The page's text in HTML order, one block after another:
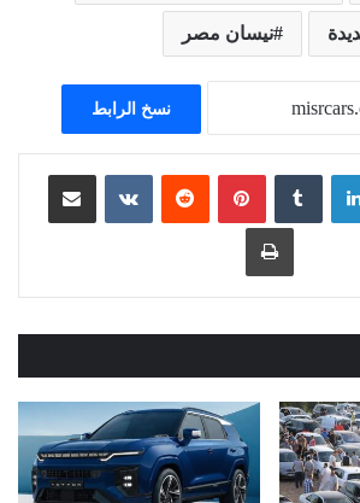
نيسان مصر
نسخ الرابط
لينكدإن ‏Tumblr بينتيريست
‏Reddit
‏VKontakte مشاركة عبر البريد
طباعة